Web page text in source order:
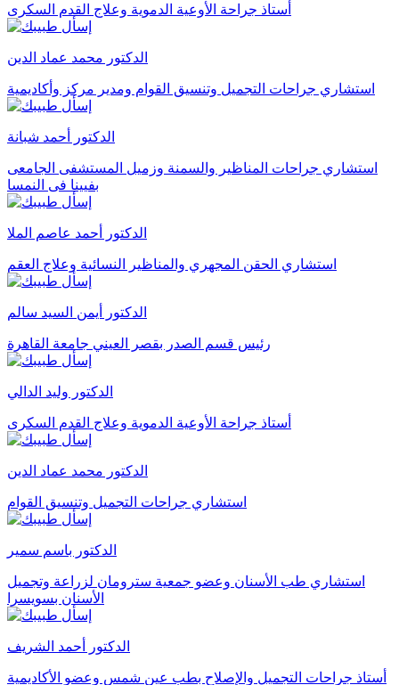
أستاذ جراحة الأوعية الدموية وعلاج القدم السكرى
الدكتور محمد عماد الدين
استشاري جراحات التجميل وتنسيق القوام ومدير مركز وأكاديمية
الدكتور أحمد شبانة
استشاري جراحات المناظير والسمنة وزميل المستشفى الجامعى
بفيينا فى النمسا
الدكتور أحمد عاصم الملا
استشاري الحقن المجهري والمناظير النسائية وعلاج العقم
الدكتور أيمن السيد سالم
رئيس قسم الصدر بقصر العيني جامعة القاهرة
الدكتور وليد الدالي
أستاذ جراحة الأوعية الدموية وعلاج القدم السكرى
الدكتور محمد عماد الدين
استشاري جراحات التجميل وتنسيق القوام
الدكتور باسم سمير
استشاري طب الأسنان وعضو جمعية سترومان لزراعة وتجميل
الأسنان بسويسرا
الدكتور أحمد الشريف
أستاذ جراحات التجميل والإصلاح بطب عين شمس وعضو الأكاديمية